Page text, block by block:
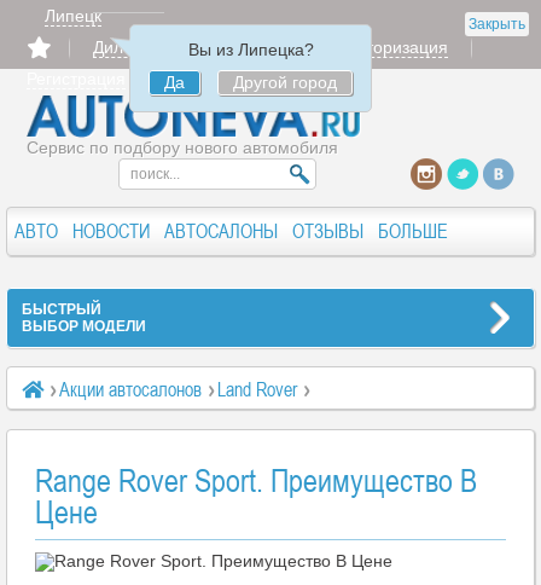
Закрыть
Липецк
Вы из Липецка?
Да
Другой город
Дилерам Продать
Авторизация
Сервис по подбору нового автомобиля
АВТО НОВОСТИ АВТОСАЛОНЫ ОТЗЫВЫ БОЛЬШЕ
БЫСТРЫЙ
ВЫБОР МОДЕЛИ
Акции автосалонов
Land Rover
Range Rover Sport. Преимущество В Цене
Range Rover Sport. Преимущество В
Цене